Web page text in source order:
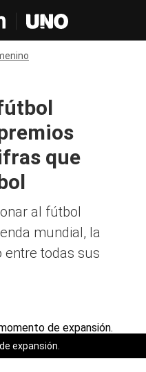
que
al fútbol
mundial, la
entre todas sus
expansión.